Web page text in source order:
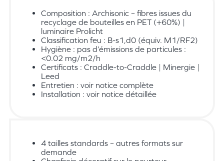
Composition : Archisonic – fibres issues du
recyclage de bouteilles en PET (+60%) |
luminaire Prolicht
Classification feu : B-s1,d0 (équiv. M1/RF2)
Hygiène : pas d’émissions de particules :
<0.02 mg/m2/h
Certificats : Craddle-to-Craddle | Minergie |
Leed
Entretien : voir notice complète
Installation : voir notice détaillée
4 tailles standards – autres formats sur
demande